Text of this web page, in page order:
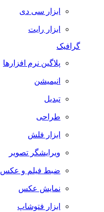
ابزار سی دی
ابزار رایت
گرافیک
پلاگین نرم افزارها
انیمیشن
تبدیل
طراحی
ابزار فلش
ویرایشگر تصویر
ضبط فيلم و عكس
نمایش عکس
ابزار فتوشاپ